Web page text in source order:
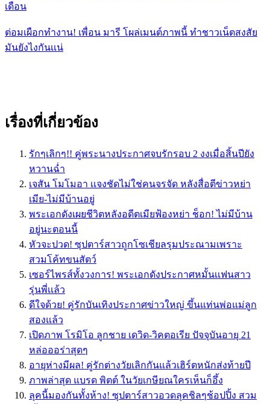
เดือน
ต่อมเผือกทำงาน! เพื่อน มารี โผล่เมนต์ภาพนี้ ทำชาวเน็ตสงสัย
มันยังไงกันเเน่
เรื่องที่เกี่ยวข้อง
รักๆเลิกๆ!! คู่พระนางประกาศจบรักรอบ 2 งงเมื่อสิ้นปียัง
หวานฉ่ำ
เจสัน โมโมอา เเจงชัดไม่ใช่คนจรจัด หลังสื่อตีข่าวหย่า
เมีย-ไม่มีบ้านอยู่
พระเอกดังเผยชีวิตหลังอดีตเมียฟ้องหย่า ช็อก! ไม่มีบ้าน
อยู่นะตอนนี้
หัวจะปวด! ซุปตาร์สาวถูกโซเชียลรุมประณามเพราะ
สวมโค้ทขนสัตว์
เซอร์ไพรส์ทั้งวงการ! พระเอกดังประกาศหมั้นเเฟนสาว
รุ่นพี่เเล้ว
ดีใจด้วย! คู่รักบันเทิงประกาศข่าวใหญ่ ขึ้นแท่นพ่อแม่ลูก
สองแล้ว
เปิดภาพ โรมิโอ ลูกชาย เดวิด-วิคตอเรีย ปัจจุบันอายุ 21
หล่อออร่าสุดๆ
อายุห่างมีผล! คู่รักต่างวัยเลิกกันแล้วเฮิร์ตหนักส่งท้ายปี
ภาพล่าสุด แบรด พิตต์ ในวัยเกษียณใครเห็นก็อึ้ง
ลุคนี้มองกันทั้งห้าง! ซุปตาร์สาวอวดลุคชิลๆช้อปปิ้ง สวม